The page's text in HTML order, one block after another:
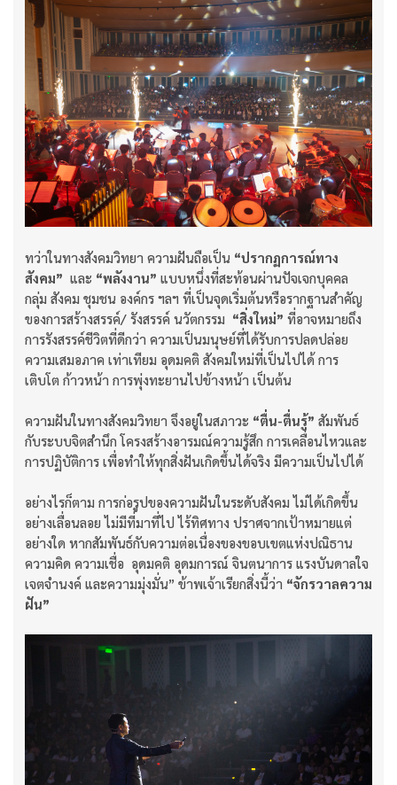
ทว่าในทางสังคมวิทยา ความฝันถือเป็น “ปรากฏการณ์ทาง
สังคม” และ “พลังงาน” แบบหนึ่งที่สะท้อนผ่านปัจเจกบุคคล
กลุ่ม สังคม ชุมชน องค์กร ฯลฯ ที่เป็นจุดเริ่มต้นหรือรากฐานสำคัญ
ของการสร้างสรรค์/ รังสรรค์ นวัตกรรม “สิ่งใหม่” ที่อาจหมายถึง
การรังสรรค์ชีวิตที่ดีกว่า ความเป็นมนุษย์ที่ได้รับการปลดปล่อย
ความเสมอภาค เท่าเทียม อุดมคติ สังคมใหม่ที่เป็นไปได้ การ
เติบโต ก้าวหน้า การพุ่งทะยานไปข้างหน้า เป็นต้น
ความฝันในทางสังคมวิทยา จึงอยู่ในสภาวะ “ตื่น-ตื่นรู้” สัมพันธ์
กับระบบจิตสำนึก โครงสร้างอารมณ์ความรู้สึก การเคลื่อนไหวและ
การปฏิบัติการ เพื่อทำให้ทุกสิ่งฝันเกิดขึ้นได้จริง มีความเป็นไปได้
อย่างไรก็ตาม การก่อรูปของความฝันในระดับสังคม ไม่ได้เกิดขึ้น
อย่างเลื่อนลอย ไม่มีที่มาที่ไป ไร้ทิศทาง ปราศจากเป้าหมายแต่
อย่างใด หากสัมพันธ์กับความต่อเนื่องของขอบเขตแห่งปณิธาน
ความคิด ความเชื่อ อุดมคติ อุดมการณ์ จินตนาการ แรงบันดาลใจ
เจตจำนงค์ และความมุ่งมั่น” ข้าพเจ้าเรียกสิ่งนี้ว่า “จักรวาลความ
ฝัน”